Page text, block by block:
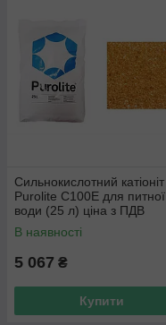
Сильнокислотний катіоніт
Purolite C100Е для питної
води (25 л) ціна з ПДВ
В наявності
5 067 ₴
Купити